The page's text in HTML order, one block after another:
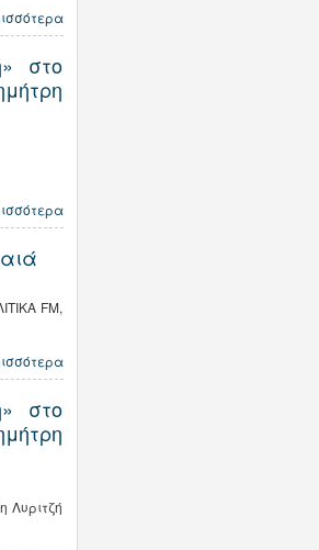
στο
FM,
στο
Λυριτζή